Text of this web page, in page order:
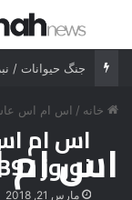
جستجو برای
جنگ حیوانات /
خانه / اس ام اس
اس ام
اس ام
مارس 21, 2018